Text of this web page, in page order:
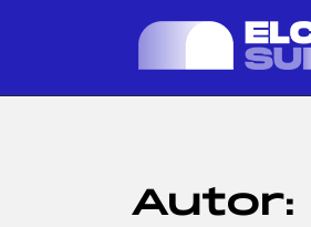
Autor: